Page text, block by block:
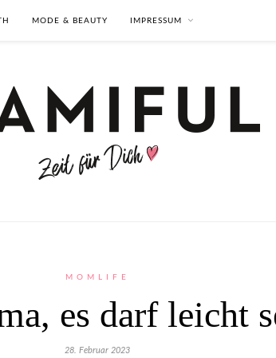
MODE & BEAUTY IMPRESSUM
MOMLIFE
es darf leicht
28. Februar 2023